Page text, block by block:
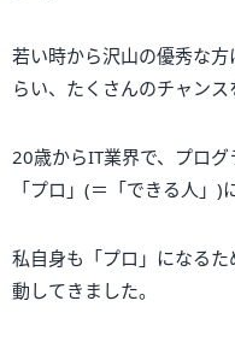
若い時から沢山の優秀な
らい、たくさんのチャンス
20歳からIT業界で、プロ
「プロ」(＝「できる人」)
私自身も「プロ」になる
動してきました。